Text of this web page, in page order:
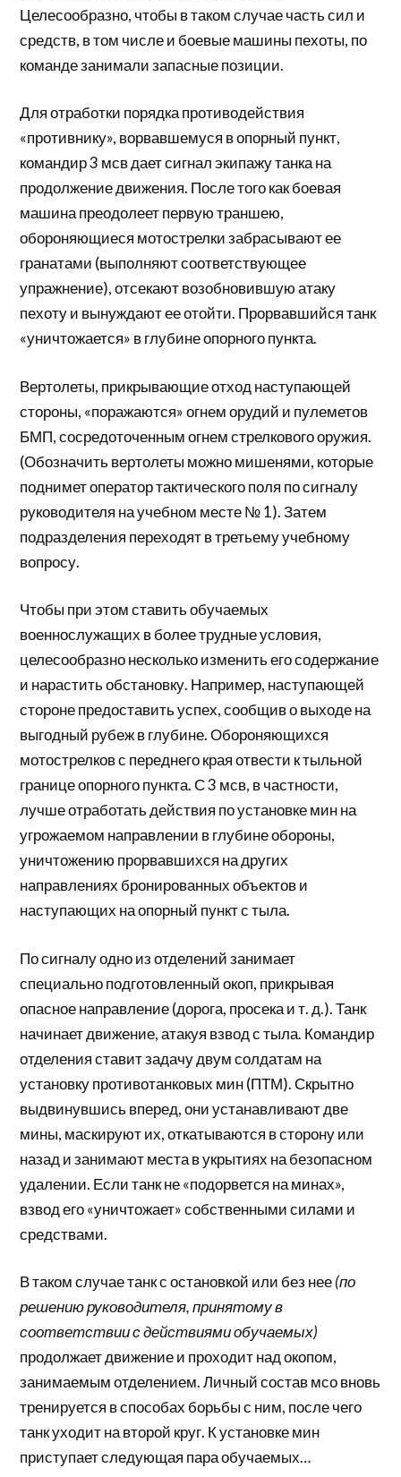
Целесообразно, чтобы в таком случае часть сил и
средств, в том числе и боевые машины пехоты, по
команде занимали запасные позиции.
Для отработки порядка противодействия
«противнику», ворвавшемуся в опорный пункт,
командир 3 мсв дает сигнал экипажу танка на
продолжение движения. После того как боевая
машина преодолеет первую траншею,
обороняющиеся мотострелки забрасывают ее
гранатами (выполняют соответствующее
упражнение), отсекают возобновившую атаку
пехоту и вынуждают ее отойти. Прорвавшийся танк
«уничтожается» в глубине опорного пункта.
Вертолеты, прикрывающие отход наступающей
стороны, «поражаются» огнем орудий и пулеметов
БМП, сосредоточенным огнем стрелкового оружия.
(Обозначить вертолеты можно мишенями, которые
поднимет оператор тактического поля по сигналу
руководителя на учебном месте № 1). Затем
подразделения переходят в третьему учебному
вопросу.
Чтобы при этом ставить обучаемых
военнослужащих в более трудные условия,
целесообразно несколько изменить его содержание
и нарастить обстановку. Например, наступающей
стороне предоставить успех, сообщив о выходе на
выгодный рубеж в глубине. Обороняющихся
мотострелков с переднего края отвести к тыльной
границе опорного пункта. С 3 мсв, в частности,
лучше отработать действия по установке мин на
угрожаемом направлении в глубине обороны,
уничтожению прорвавшихся на других
направлениях бронированных объектов и
наступающих на опорный пункт с тыла.
По сигналу одно из отделений занимает
специально подготовленный окоп, прикрывая
опасное направление (дорога, просека и т. д.). Танк
начинает движение, атакуя взвод с тыла. Командир
отделения ставит задачу двум солдатам на
установку противотанковых мин (ПТМ). Скрытно
выдвинувшись вперед, они устанавливают две
мины, маскируют их, откатываются в сторону или
назад и занимают места в укрытиях на безопасном
удалении. Если танк не «подорвется на минах»,
взвод его «уничтожает» собственными силами и
средствами.
В таком случае танк с остановкой или без нее(по
решению руководителя, принятому в
соответствии с действиями обучаемых)
продолжает движение и проходит над окопом,
занимаемым отделением. Личный состав мсо вновь
тренируется в способах борьбы с ним, после чего
танк уходит на второй круг. К установке мин
приступает следующая пара обучаемых…